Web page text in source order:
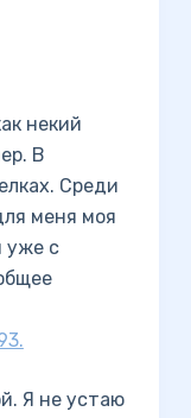
некий
В
Среди
меня моя
уже с
Я не устаю